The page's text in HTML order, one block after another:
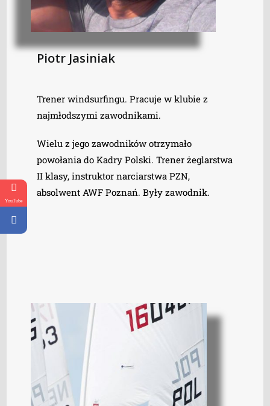
Piotr Jasiniak
Trener windsurfingu. Pracuje w klubie z
najmłodszymi zawodnikami.
Wielu z jego zawodników otrzymało
powołania do Kadry Polski. Trener żeglarstwa
II klasy, instruktor narciarstwa PZN,
absolwent AWF Poznań. Były zawodnik.
YouTube